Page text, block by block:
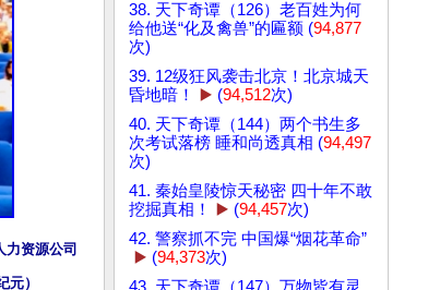
资源公司
）
38. 天下奇谭（126）老百姓为何
给他送“化及禽兽”的匾额 (94,877
次)
39. 12级狂风袭击北京！北京城天
昏地暗！
▶️ (94,512次)
40. 天下奇谭（144）两个书生多
次考试落榜 睡和尚透真相 (94,497
次)
41. 秦始皇陵惊天秘密 四十年不敢
挖掘真相！
▶️ (94,457次)
42. 警察抓不完 中国爆“烟花革命”
▶️ (94,373次)
43. 天下奇谭（147）万物皆有灵